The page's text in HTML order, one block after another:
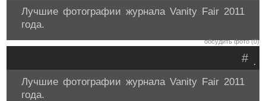
Лучшие фотографии журнала Vanity Fair 2011
года.
обсудить фото (0)
.
#
Лучшие фотографии журнала Vanity Fair 2011
года.